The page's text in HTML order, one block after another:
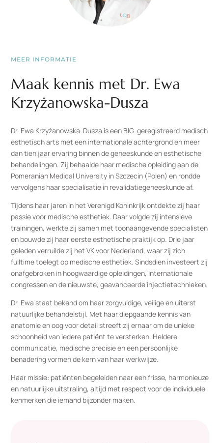
MEER INFORMATIE
Maak kennis met Dr. Ewa
Krzyżanowska-Dusza
Dr. Ewa Krzyżanowska-Dusza is een BIG-geregistreerd medisch
esthetisch arts met een internationale achtergrond en meer
dan tien jaar ervaring binnen de geneeskunde en esthetische
behandelingen. Zij behaalde haar medische opleiding aan de
Pomeranian Medical University in Szczecin (Polen) en rondde
vervolgens haar specialisatie in revalidatiegeneeskunde af.
Tijdens haar jaren in het Verenigd Koninkrijk ontdekte zij haar
passie voor medische esthetiek. Daar volgde zij intensieve
trainingen, werkte zij samen met toonaangevende specialisten
en bouwde zij haar eerste esthetische praktijk op. Drie jaar
geleden verruilde zij het VK voor Nederland, waar zij zich
fulltime toelegt op medische esthetiek. Sindsdien investeert zij
onafgebroken in hoogwaardige opleidingen, internationale
congressen en de nieuwste, geavanceerde injectietechnieken.
Dr. Ewa staat bekend om haar zorgvuldige, veilige en uiterst
natuurlijke behandelstijl. Met haar diepgaande kennis van
anatomie en oog voor detail streeft zij ernaar om de unieke
schoonheid van iedere patiënt te versterken. Heldere
communicatie, medische precisie en een persoonlijke
benadering vormen de kern van haar werkwijze.
Haar missie: patiënten begeleiden naar een frisse, harmonieuze
en natuurlijke uitstraling, altijd met respect voor de individuele
kenmerken die iemand bijzonder maken.